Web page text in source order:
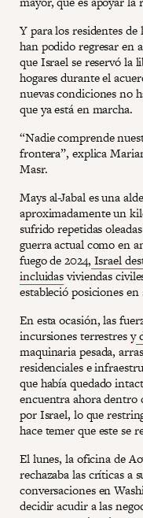
Y para los residentes
han podido regresar en
que Israel se reservó la
hogares durante el
nuevas condiciones no
que ya está en marcha.
“Nadie comprende
frontera”, explica
Masr.
Mays al-Jabal es una
aproximadamente un
sufrido repetidas
guerra actual como en
fuego de 2024, Israel
incluidasviviendas
estableció posiciones
En esta ocasión, las
incursiones terrestres y
maquinaria pesada,
residenciales e
que había quedado
encuentra ahora dentro
por Israel, lo que
hace temer que este se
El lunes, la oficina de
rechazaba las críticas a
conversaciones en
decidir acudir a las